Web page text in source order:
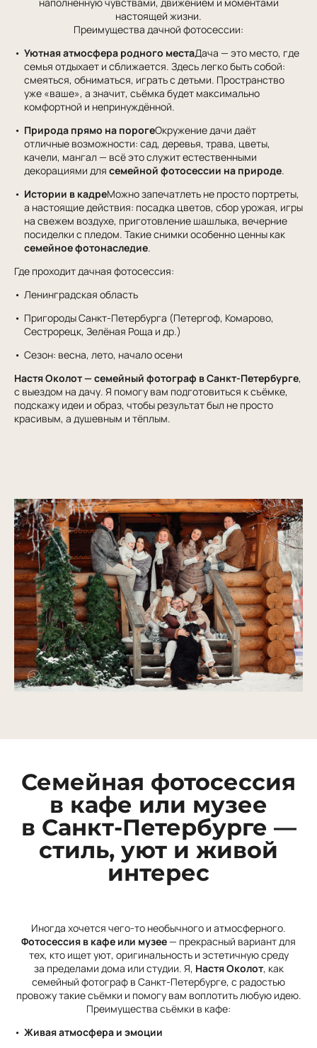
наполненную чувствами, движением и моментами
настоящей жизни.
Преимущества дачной фотосессии:
Уютная атмосфера родного местаДача — это место, где
семья отдыхает и сближается. Здесь легко быть собой:
смеяться, обниматься, играть с детьми. Пространство
уже «ваше», а значит, съёмка будет максимально
комфортной и непринуждённой.
Природа прямо на порогеОкружение дачи даёт
отличные возможности: сад, деревья, трава, цветы,
качели, мангал — всё это служит естественными
декорациями для семейной фотосессии на природе.
Истории в кадреМожно запечатлеть не просто портреты,
а настоящие действия: посадка цветов, сбор урожая, игры
на свежем воздухе, приготовление шашлыка, вечерние
посиделки с пледом. Такие снимки особенно ценны как
семейное фотонаследие.
Где проходит дачная фотосессия:
Ленинградская область
Пригороды Санкт-Петербурга (Петергоф, Комарово,
Сестрорецк, Зелёная Роща и др.)
Сезон: весна, лето, начало осени
Настя Околот — семейный фотограф в Санкт-Петербурге,
с выездом на дачу. Я помогу вам подготовиться к съёмке,
подскажу идеи и образ, чтобы результат был не просто
красивым, а душевным и тёплым.
Семейная фотосессия
в кафе или музее
в Санкт-Петербурге —
стиль, уют и живой
интерес
Иногда хочется чего-то необычного и атмосферного.
Фотосессия в кафе или музее— прекрасный вариант для
тех, кто ищет уют, оригинальность и эстетичную среду
за пределами дома или студии. Я, Настя Околот, как
семейный фотограф в Санкт-Петербурге, с радостью
провожу такие съёмки и помогу вам воплотить любую идею.
Преимущества съёмки в кафе:
Живая атмосфера и эмоции